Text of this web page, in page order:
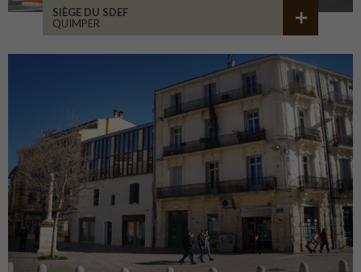
SIÈGE DU SDEF
QUIMPER